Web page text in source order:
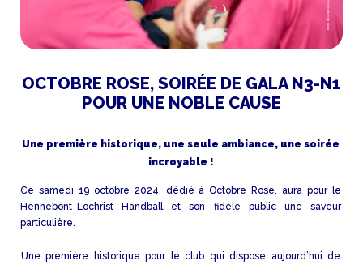
OCTOBRE ROSE, SOIRÉE DE GALA N3-N1
POUR UNE NOBLE CAUSE
Une première historique, une seule ambiance, une soirée
incroyable !
Ce samedi 19 octobre 2024, dédié à Octobre Rose, aura pour le
Hennebont-Lochrist Handball et son fidèle public une saveur
particulière.
Une première historique pour le club qui dispose aujourd’hui de